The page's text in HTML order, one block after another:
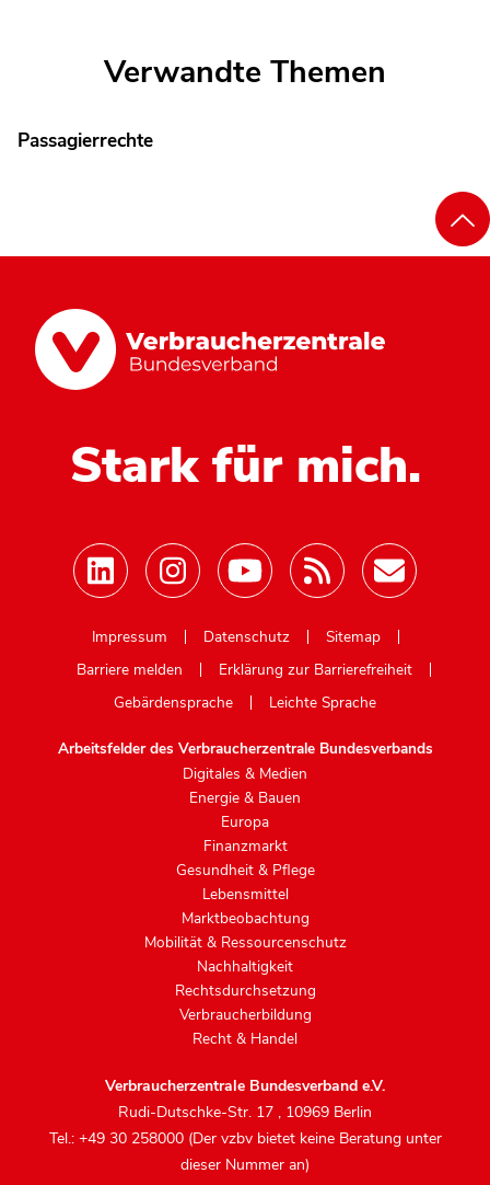
Verwandte Themen
Passagierrechte
Stark für mich.
Impressum
Datenschutz
Sitemap
Barriere melden
Erklärung zur Barrierefreiheit
Gebärdensprache
Leichte Sprache
Arbeitsfelder des Verbraucherzentrale Bundesverbands
Digitales & Medien
Energie & Bauen
Europa
Finanzmarkt
Gesundheit & Pflege
Lebensmittel
Marktbeobachtung
Mobilität & Ressourcenschutz
Nachhaltigkeit
Rechtsdurchsetzung
Verbraucherbildung
Recht & Handel
Verbraucherzentrale Bundesverband e.V.
Rudi-Dutschke-Str. 17 , 10969 Berlin
Tel.: +49 30 258000 (Der vzbv bietet keine Beratung unter
dieser Nummer an)